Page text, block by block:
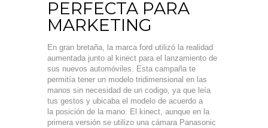
PERFECTA PARA
MARKETING
En gran bretaña, la marca ford utilizó la realidad
aumentada junto al kinect para el lanzamiento de
sus nuevos automóviles. Esta campaña te
permitía tener un modelo tridimensional en las
manos sin necesidad de un codigo, ya que leía
tus gestos y ubicaba el modelo de acuerdo a
la posición de la mano. El kinect, aunque en la
primera versión se utilizo una cámara Panasonic